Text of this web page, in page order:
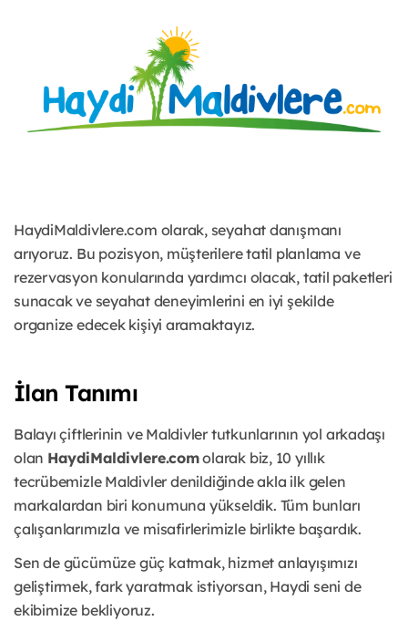
HaydiMaldivlere.com olarak, seyahat danışmanı
arıyoruz. Bu pozisyon, müşterilere tatil planlama ve
rezervasyon konularında yardımcı olacak, tatil paketleri
sunacak ve seyahat deneyimlerini en iyi şekilde
organize edecek kişiyi aramaktayız.
İlan Tanımı
Balayı çiftlerinin ve Maldivler tutkunlarının yol arkadaşı
olan HaydiMaldivlere.comolarak biz, 10 yıllık
tecrübemizle Maldivler denildiğinde akla ilk gelen
markalardan biri konumuna yükseldik. Tüm bunları
çalışanlarımızla ve misafirlerimizle birlikte başardık.
Sen de gücümüze güç katmak, hizmet anlayışımızı
geliştirmek, fark yaratmak istiyorsan, Haydi seni de
ekibimize bekliyoruz.